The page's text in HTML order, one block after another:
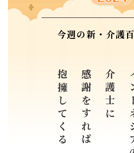
すべ
公益財団法人日本介護福祉士
学校法人NHK学園